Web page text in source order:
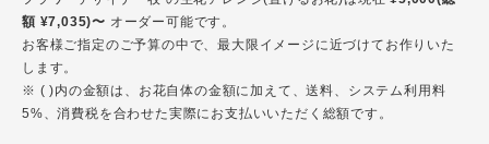
額 ¥7,035)〜 オーダー可能です。
お客様ご指定のご予算の中で、最大限イメージに近づけてお作りいた
します。
※ ( )内の金額は、お花自体の金額に加えて、送料、システム利用料
5%、消費税を合わせた実際にお支払いいただく総額です。